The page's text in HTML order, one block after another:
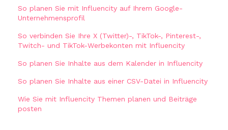
So planen Sie mit Influencity auf Ihrem Google-
Unternehmensprofil
So verbinden Sie Ihre X (Twitter)-, TikTok-, Pinterest-,
Twitch- und TikTok-Werbekonten mit Influencity
So planen Sie Inhalte aus dem Kalender in Influencity
So planen Sie Inhalte aus einer CSV-Datei in Influencity
Wie Sie mit Influencity Themen planen und Beiträge
posten